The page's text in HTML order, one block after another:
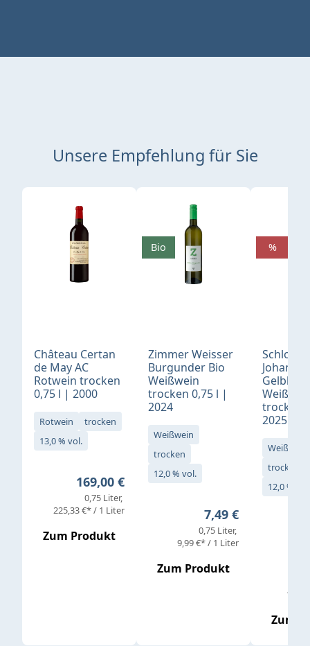
Unsere Empfehlung für Sie
Produktgalerie überspringen
Château Certan
de May AC
Rotwein trocken
0,75 l | 2000
Rotwein
trocken
13,0 % vol.
Regulärer Preis:
169,00 €
0,75 Liter
225,33 €* / 1 Liter
Zum Produkt
Zimmer Weisser
Burgunder Bio
Weißwein
trocken 0,75 l |
2024
Weißwein
trocken
12,0 % vol.
Regulärer Preis:
7,49 €
0,75 Liter
9,99 €* / 1 Liter
Zum Produkt
Bio
Schloß
Gelblack
trocken
2025
Weißwein
trocken
12,0 % vol.
Zum
%